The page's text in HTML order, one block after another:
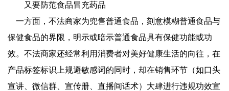
又要防范食品冒充药品
一方面，不法商家为兜售普通食品，刻意模糊普通食品与
保健食品的界限，明示或暗示普通食品具有保健功能或功
效。不法商家还经常利用消费者对美好健康生活的向往，在
产品标签标识上规避敏感词的同时，却在销售环节（如口头
宣讲、微信群、宣传册、直播间话术）大肆进行违规功效宣